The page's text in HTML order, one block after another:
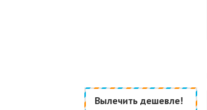
Вылечить дешевле!